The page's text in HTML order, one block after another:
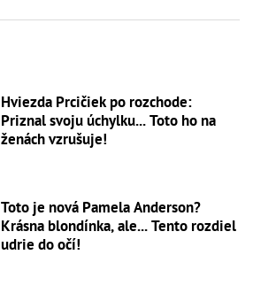
Hviezda Prcičiek po rozchode:
Priznal svoju úchylku... Toto ho na
ženách vzrušuje!
Toto je nová Pamela Anderson?
Krásna blondínka, ale... Tento rozdiel
udrie do očí!